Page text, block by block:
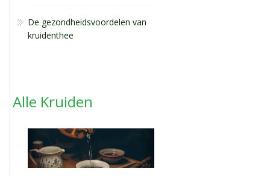
De gezondheidsvoordelen van
kruidenthee
Alle Kruiden